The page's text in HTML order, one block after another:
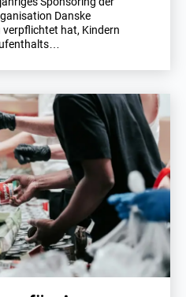
Danske
verpflichtet hat, Kindern